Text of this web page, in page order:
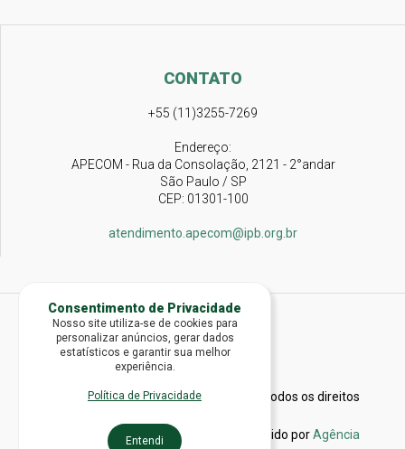
CONTATO
+55 (11)3255-7269
Endereço:
APECOM - Rua da Consolação, 2121 - 2°andar
São Paulo / SP
CEP: 01301-100
atendimento.apecom@ipb.org.br
2026 © Igreja Presbiteriana do Brasil - Todos os direitos
Administrado por
APECOM e Desenvolvido porAgência
Consentimento de Privacidade
Nosso site utiliza-se de cookies para
personalizar anúncios, gerar dados
estatísticos e garantir sua melhor
experiência.
Política de Privacidade
Entendi